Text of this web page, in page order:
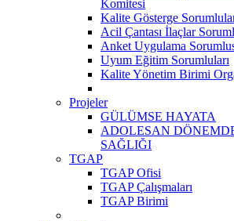
Komitesi
Kalite Gösterge
Acil Çantası İlaçlar
Anket Uygulama
Uyum Eğitim Sorumluları
Kalite Yönetim Birimi
Projeler
GÜLÜMSE HAYATA
ADOLESAN
SAĞLIĞI
TGAP
TGAP Ofisi
TGAP Çalışmaları
TGAP Birimi